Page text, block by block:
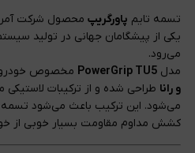
تسمه تایم پاورگریپمحصول شرکت
یکی از پیشگامان جهانی در تولید
می‌رود.
مدل PowerGrip TU5 مخصوص
و رانا طراحی شده و از ترکیبات لاستیکی
می‌شود. این ترکیب باعث می‌شود تسمه در
کشش مداوم مقاومت بسیار خوبی از